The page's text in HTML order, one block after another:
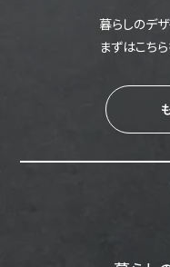
暮らしのデ
まずはこち